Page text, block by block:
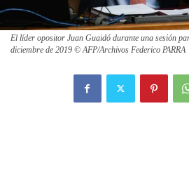
El líder opositor Juan Guaidó durante una sesión
diciembre de 2019 © AFP/Archivos Federico PARRA